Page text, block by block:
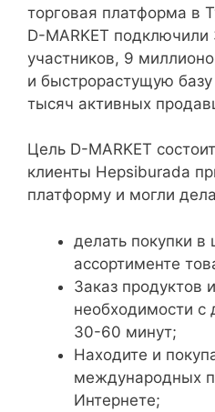
торговая платформа в
D-MARKET
участников, 9
и быстрорастущую
тысяч активных
Цель D-MARKET
клиенты Hepsiburada
платформу и могли
делать покупки в
ассортименте
Заказ продуктов
необходимости с
30-60 минут;
Находите и
международных
Интернете;